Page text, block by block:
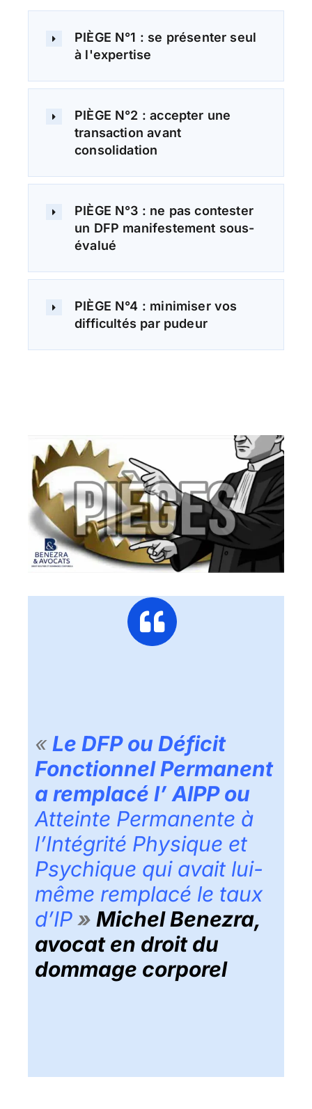
PIÈGE N°1 : se présenter seul
à l'expertise
PIÈGE N°2 : accepter une
transaction avant
consolidation
PIÈGE N°3 : ne pas contester
un DFP manifestement sous-
évalué
PIÈGE N°4 : minimiser vos
difficultés par pudeur
«Le DFP ou Déficit
Fonctionnel Permanent
a remplacé l’ AIPP ou
Atteinte Permanente à
l’Intégrité Physique et
Psychique qui avait lui-
même remplacé le taux
d’IP» Michel Benezra,
avocat en droit du
dommage corporel